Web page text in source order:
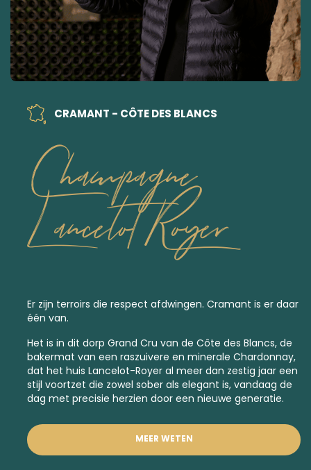
CRAMANT - CÔTE DES BLANCS
Champagne
Lancelot Royer
Er zijn terroirs die respect afdwingen. Cramant is er daar
één van.
Het is in dit dorp Grand Cru van de Côte des Blancs, de
bakermat van een raszuivere en minerale Chardonnay,
dat het huis Lancelot-Royer al meer dan zestig jaar een
stijl voortzet die zowel sober als elegant is, vandaag de
dag met precisie herzien door een nieuwe generatie.
MEER WETEN